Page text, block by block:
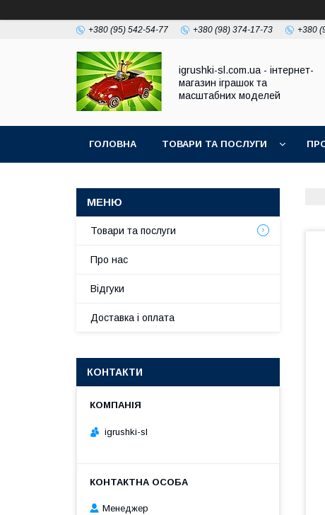
+380 (95) 542-54-77 +380 (98) 374-17-73 +380
igrushki-sl.com.ua - інтернет-
магазин іграшок та
масштабних моделей
ГОЛОВНА ТОВАРИ ТА ПОСЛУГИ
Товари та послуги
Про нас
Відгуки
Доставка і оплата
КОНТАКТИ
igrushki-sl
Менеджер